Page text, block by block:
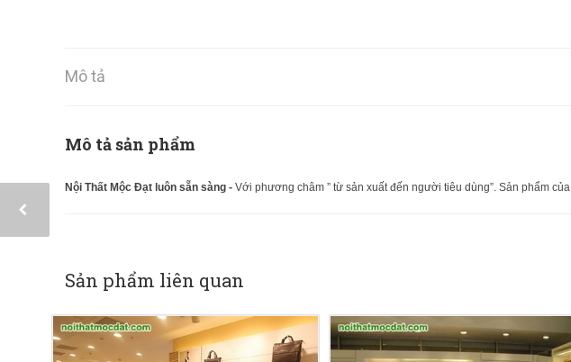
Mô tả
Mô tả sản phẩm
Nội Thất Mộc Đạt luôn sẵn sàng - Với phương châm ” từ sản xuất đến người tiêu dùng”. Sản phẩm
Sản phẩm liên quan